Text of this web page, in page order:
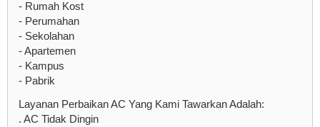
- Rumah Kost
- Perumahan
- Sekolahan
- Apartemen
- Kampus
- Pabrik
Layanan Perbaikan AC Yang Kami Tawarkan Adalah:
. AC Tidak Dingin